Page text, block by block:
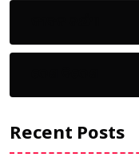
Recent Posts